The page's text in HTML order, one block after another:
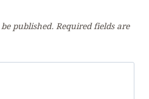
published.Required fields are